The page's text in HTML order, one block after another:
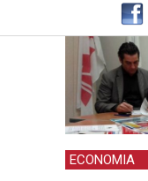
ECONOMIA